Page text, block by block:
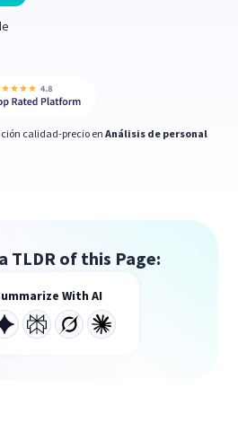
calidad-precio en Análisis de personal
TLDR of this Page:
With AI